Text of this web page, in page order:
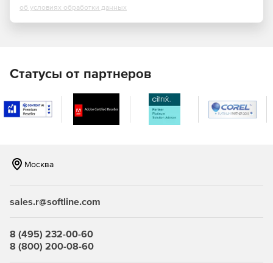
Для рендеринга используется инструмент
выходе, не тратя время на финальный рендеринг. Можно
создавать материалы, используя Adobe Capture CC,
захватывая с его помощью материалы реальных
окружающих объектов.
об условиях обработки данных
Статусы от партнеров
Москва
sales.r@softline.com
8 (495) 232-00-60
8 (800) 200-08-60